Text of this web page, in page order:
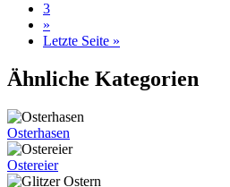
3
»
Letzte Seite »
Ähnliche Kategorien
Osterhasen
Ostereier